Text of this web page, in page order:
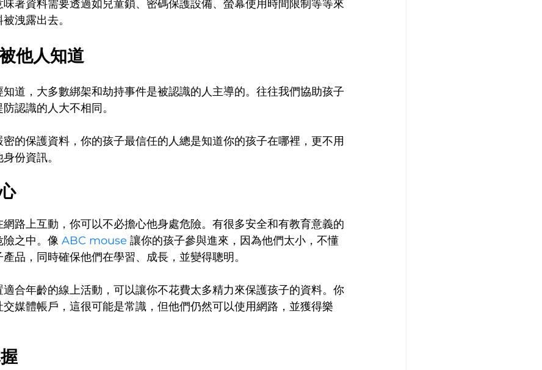
著資料需要透過如兒童鎖、密碼保護設備、螢幕使用時間限制等等來
洩露出去。
他人知道
道，大多數綁架和劫持事件是被認識的人主導的。往往我們協助孩子
認識的人大不相同。
的保護資料，你的孩子最信任的人總是知道你的孩子在哪裡，更不用
份資訊。
路上互動，你可以不必擔心他身處危險。有很多安全和有教育意義的
之中。像 ABC mouse 讓你的孩子參與進來，因為他們太小，不懂
品，同時確保他們在學習、成長，並變得聰明。
合年齡的線上活動，可以讓你不花費太多精力來保護孩子的資料。你
媒體帳戶，這很可能是常識，但他們仍然可以使用網路，並獲得樂